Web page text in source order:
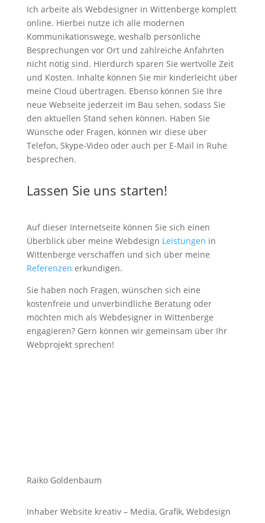
Ich arbeite als Webdesigner in Wittenberge komplett
online. Hierbei nutze ich alle modernen
Kommunikationswege, weshalb persönliche
Besprechungen vor Ort und zahlreiche Anfahrten
nicht nötig sind. Hierdurch sparen Sie wertvolle Zeit
und Kosten. Inhalte können Sie mir kinderleicht über
meine Cloud übertragen. Ebenso können Sie Ihre
neue Webseite jederzeit im Bau sehen, sodass Sie
den aktuellen Stand sehen können. Haben Sie
Wünsche oder Fragen, können wir diese über
Telefon, Skype-Video oder auch per E-Mail in Ruhe
besprechen.
Lassen Sie uns starten!
Auf dieser Internetseite können Sie sich einen
Überblick über meine Webdesign Leistungen in
Wittenberge verschaffen und sich über meine
Referenzen erkundigen.
Sie haben noch Fragen, wünschen sich eine
kostenfreie und unverbindliche Beratung oder
möchten mich als Webdesigner in Wittenberge
engagieren? Gern können wir gemeinsam über Ihr
Webprojekt sprechen!
Raiko Goldenbaum
Inhaber Website kreativ – Media, Grafik, Webdesign